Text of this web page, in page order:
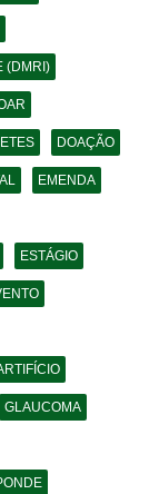
(DMRI)
DOAÇÃO
EMENDA
ESTÁGIO
GLAUCOMA